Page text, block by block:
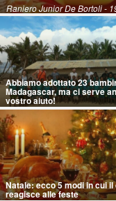
Raniero Junior De Bortoli-
Abbiamo adottato 23
Madagascar, ma ci serve
vostro aiuto!
Natale: ecco 5 modi in cui
reagisce alle feste